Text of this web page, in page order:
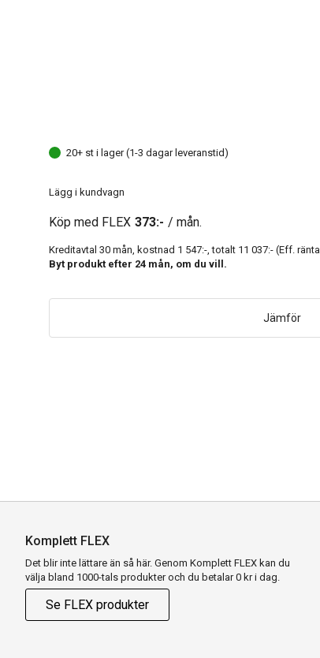
20+ st i lager (1-3 dagar leveranstid)
Lägg i kundvagn
Köp med FLEX 373:- / mån.
Kreditavtal 30 mån, kostnad 1 547:- , totalt 11 037:- (Eff. ränta
Byt produkt efter 24 mån, om du vill.
Jämför
Komplett FLEX
Det blir inte lättare än så här. Genom Komplett FLEX kan du
välja bland 1000-tals produkter och du betalar 0 kr i dag.
Se FLEX produkter